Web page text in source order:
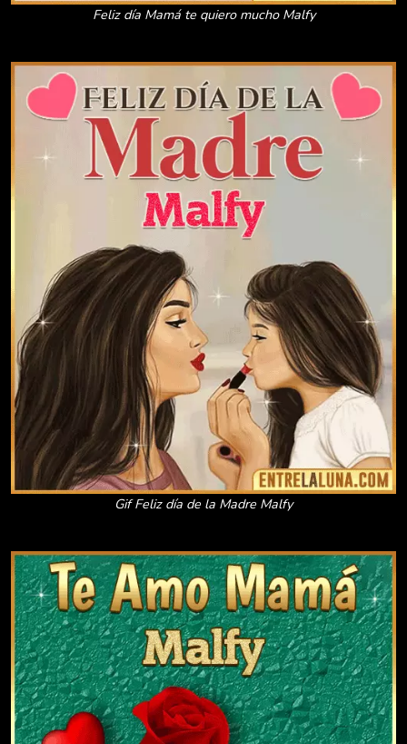
Feliz día Mamá te quiero mucho Malfy
Gif Feliz día de la Madre Malfy